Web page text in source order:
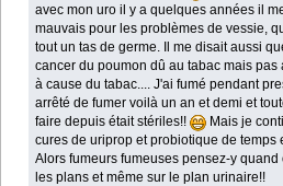
avec mon uro il y a quelques années il
mauvais pour les problèmes de vessie,
tout un tas de germe. Il me disait aussi
cancer du poumon dû au tabac mais
à cause du tabac.... J'ai fumé pendant
arrêté de fumer voilà un an et demi et
faire depuis était stériles!!
Mais je
cures de uriprop et probiotique de temps
Alors fumeurs fumeuses pensez-y
les plans et même sur le plan urinaire!!